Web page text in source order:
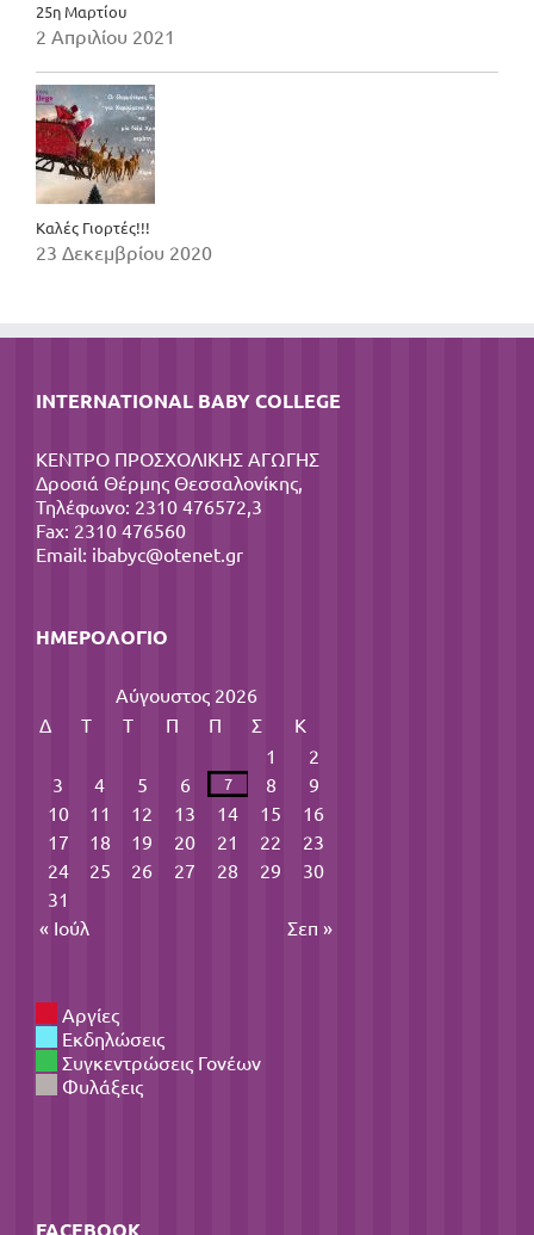
25η Μαρτίου
2 Απριλίου 2021
Καλές Γιορτές!!!
23 Δεκεμβρίου 2020
INTERNATIONAL BABY COLLEGE
ΚΕΝΤΡΟ ΠΡΟΣΧΟΛΙΚΗΣ ΑΓΩΓΗΣ
Δροσιά Θέρμης Θεσσαλονίκης,
Τηλέφωνο: 2310 476572,3
Fax: 2310 476560
Email: ibabyc@otenet.gr
ΗΜΕΡΟΛΌΓΙΟ
Αύγουστος 2026
Δ
Τ Τ Π Π Σ
Κ
1
2
3
4 5 6 7 8
9
10
11 12 13 14 15
16
17
18 19 20 21 22
23
24
25 26 27 28 29
30
31
« Ιούλ
Σεπ »
Αργίες
Εκδηλώσεις
Συγκεντρώσεις Γονέων
Φυλάξεις
FACEBOOK